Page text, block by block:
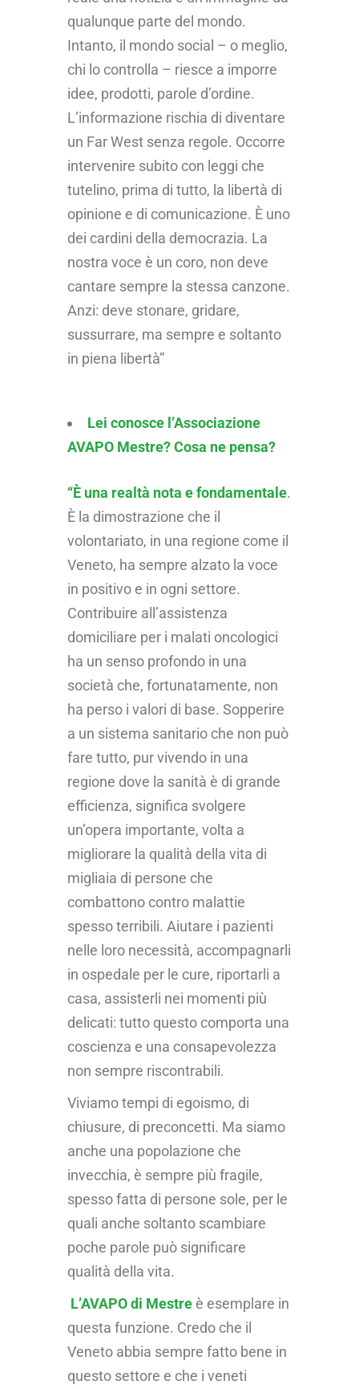
qualunque parte del mondo.
Intanto, il mondo social – o meglio,
chi lo controlla – riesce a imporre
idee, prodotti, parole d’ordine.
L’informazione rischia di diventare
un Far West senza regole. Occorre
intervenire subito con leggi che
tutelino, prima di tutto, la libertà di
opinione e di comunicazione. È uno
dei cardini della democrazia. La
nostra voce è un coro, non deve
cantare sempre la stessa canzone.
Anzi: deve stonare, gridare,
sussurrare, ma sempre e soltanto
in piena libertà”
Lei conosce l’Associazione
AVAPO Mestre? Cosa ne pensa?
“È una realtà nota e fondamentale.
È la dimostrazione che il
volontariato, in una regione come il
Veneto, ha sempre alzato la voce
in positivo e in ogni settore.
Contribuire all’assistenza
domiciliare per i malati oncologici
ha un senso profondo in una
società che, fortunatamente, non
ha perso i valori di base. Sopperire
a un sistema sanitario che non può
fare tutto, pur vivendo in una
regione dove la sanità è di grande
efficienza, significa svolgere
un’opera importante, volta a
migliorare la qualità della vita di
migliaia di persone che
combattono contro malattie
spesso terribili. Aiutare i pazienti
nelle loro necessità, accompagnarli
in ospedale per le cure, riportarli a
casa, assisterli nei momenti più
delicati: tutto questo comporta una
coscienza e una consapevolezza
non sempre riscontrabili.
Viviamo tempi di egoismo, di
chiusure, di preconcetti. Ma siamo
anche una popolazione che
invecchia, è sempre più fragile,
spesso fatta di persone sole, per le
quali anche soltanto scambiare
poche parole può significare
qualità della vita.
L’AVAPO di Mestre è esemplare in
questa funzione. Credo che il
Veneto abbia sempre fatto bene in
questo settore e che i veneti